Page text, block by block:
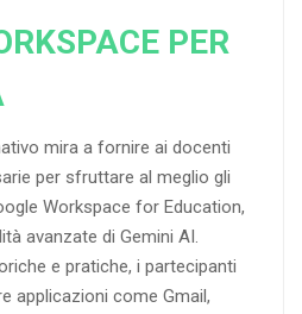
PER
mira a fornire ai docenti
per sfruttare al meglio gli
Workspace for Education,
avanzate di Gemini AI.
e pratiche, i partecipanti
applicazioni come Gmail,